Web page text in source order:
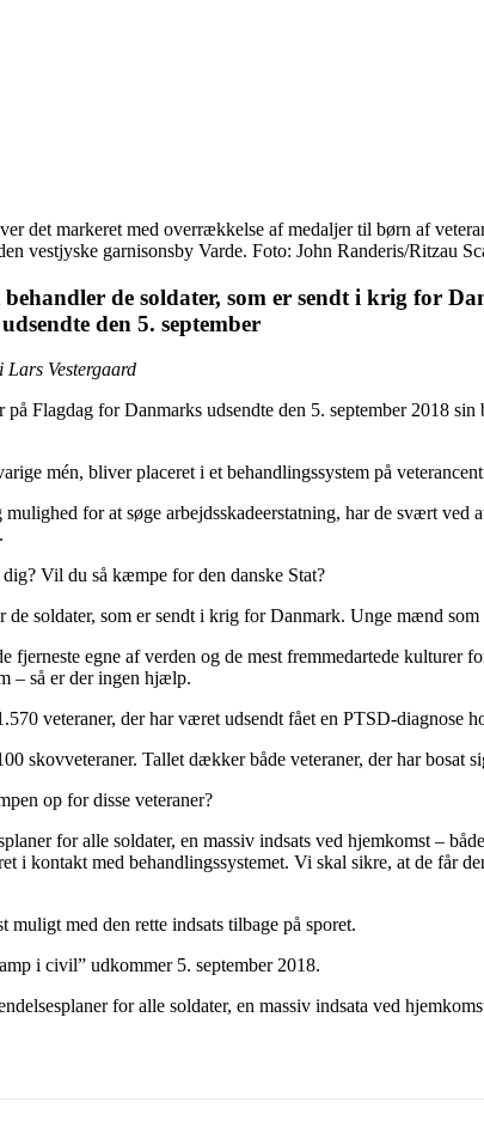
det markeret med overrækkelse af medaljer til børn af
vestjyske garnisonsby Varde. Foto: John Randeris/Ritzau
behandler de soldater, som er sendt i krig for
den 5. september
Vestergaard
Flagdag for Danmarks udsendte den 5. september 2018
mén, bliver placeret i et behandlingssystem på
mulighed for at søge arbejdsskadeerstatning, har de svært
Vil du så kæmpe for den danske Stat?
de soldater, som er sendt i krig for Danmark. Unge mænd
fjerneste egne af verden og de mest fremmedartede
– så er der ingen hjælp.
veteraner, der har været udsendt fået en PTSD-diagnose
skovveteraner. Tallet dækker både veteraner, der har bosat
op for disse veteraner?
for alle soldater, en massiv indsats ved hjemkomst –
i kontakt med behandlingssystemet. Vi skal sikre, at de får
muligt med den rette indsats tilbage på sporet.
i civil” udkommer 5. september 2018.
for alle soldater, en massiv indsata ved